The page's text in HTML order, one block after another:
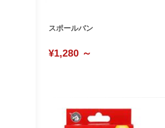
スポールバン
¥1,280 ～